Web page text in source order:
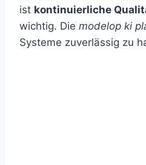
ist kontinuierliche
wichtig. Die modelop ki
Systeme zuverlässig zu